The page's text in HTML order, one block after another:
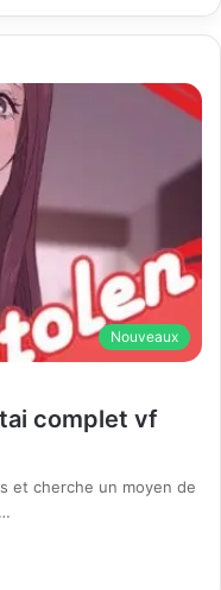
Nouveaux
complet vf
et cherche un moyen de